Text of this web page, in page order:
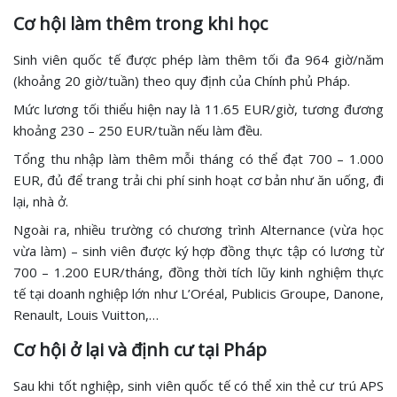
Cơ hội làm thêm trong khi học
Sinh viên quốc tế được phép làm thêm tối đa 964 giờ/năm
(khoảng 20 giờ/tuần) theo quy định của Chính phủ Pháp.
Mức lương tối thiểu hiện nay là 11.65 EUR/giờ, tương đương
khoảng 230 – 250 EUR/tuần nếu làm đều.
Tổng thu nhập làm thêm mỗi tháng có thể đạt 700 – 1.000
EUR, đủ để trang trải chi phí sinh hoạt cơ bản như ăn uống, đi
lại, nhà ở.
Ngoài ra, nhiều trường có chương trình Alternance (vừa học
vừa làm) – sinh viên được ký hợp đồng thực tập có lương từ
700 – 1.200 EUR/tháng, đồng thời tích lũy kinh nghiệm thực
tế tại doanh nghiệp lớn như L’Oréal, Publicis Groupe, Danone,
Renault, Louis Vuitton,…
Cơ hội ở lại và định cư tại Pháp
Sau khi tốt nghiệp, sinh viên quốc tế có thể xin thẻ cư trú APS